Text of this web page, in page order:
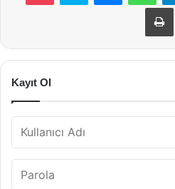
Kayıt Ol